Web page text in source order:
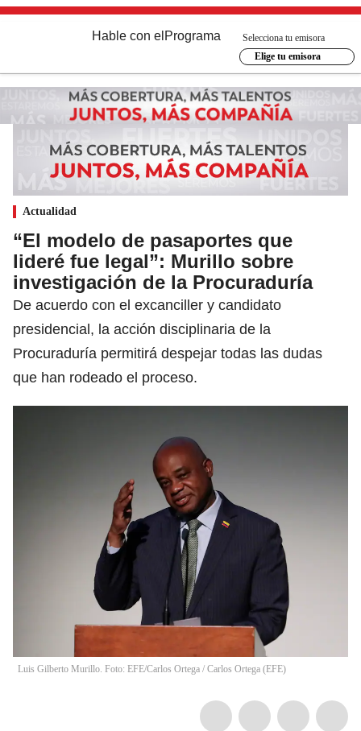
Hable con el Programa
Selecciona tu emisora
Elige tu emisora
Actualidad
“El modelo de pasaportes que
lideré fue legal”: Murillo sobre
investigación de la Procuraduría
De acuerdo con el excanciller y candidato
presidencial, la acción disciplinaria de la
Procuraduría permitirá despejar todas las dudas
que han rodeado el proceso.
Luis Gilberto Murillo. Foto: EFE/Carlos Ortega / Carlos Ortega (EFE)